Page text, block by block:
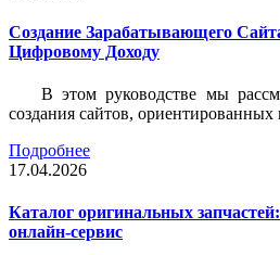
Создание Зарабатывающего
Цифровому Доходу
В этом руководстве мы
создания сайтов,
Подробнее
17.04.2026
Каталог оригинальных
онлайн-сервис